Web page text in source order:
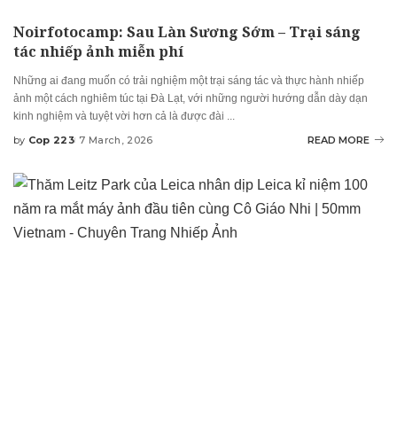
Noirfotocamp: Sau Làn Sương Sớm – Trại sáng
tác nhiếp ảnh miễn phí
Những ai đang muốn có trải nghiệm một trại sáng tác và thực hành nhiếp
ảnh một cách nghiêm túc tại Đà Lạt, với những người hướng dẫn dày dạn
kinh nghiệm và tuyệt vời hơn cả là được đài ...
Posted
by Cop 223 7 March, 2026 READ MORE